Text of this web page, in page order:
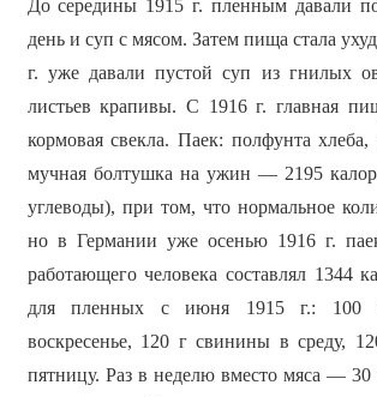
До середины 1915 г. пленным давали
день и суп с мясом. Затем пища стала
г. уже давали пустой суп из гнилых
листьев крапивы. С 1916 г. главная
кормовая свекла. Паек: полфунта
мучная болтушка на ужин — 2195
углеводы), при том, что нормальное
но в Германии уже осенью 1916 г.
работающего человека составлял 1344
для пленных с июня 1915 г.: 100
воскресенье, 120 г свинины в среду,
пятницу. Раз в неделю вместо мяса — 30